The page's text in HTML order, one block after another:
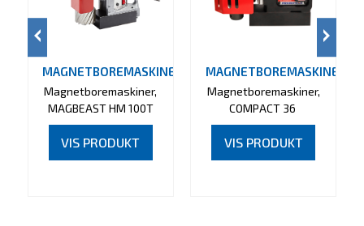
MAGNETBOREMASKINE
Magnetboremaskiner,
MAGBEAST HM 100T
VIS PRODUKT
MAGNETBOREMASKINE
Magnetboremaskiner,
COMPACT 36
VIS PRODUKT